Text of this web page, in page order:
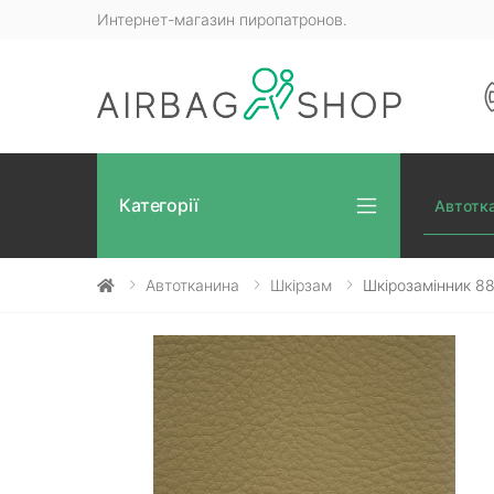
Интернет-магазин пиропатронов.
Категорії
Автотканина Шкірзам Шкірозамінник